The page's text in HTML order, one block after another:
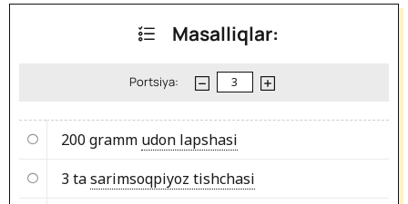
Masalliqlar:
Portsiya:
200 gramm udon lapshasi
3 tasarimsoqpiyoz tishchasi